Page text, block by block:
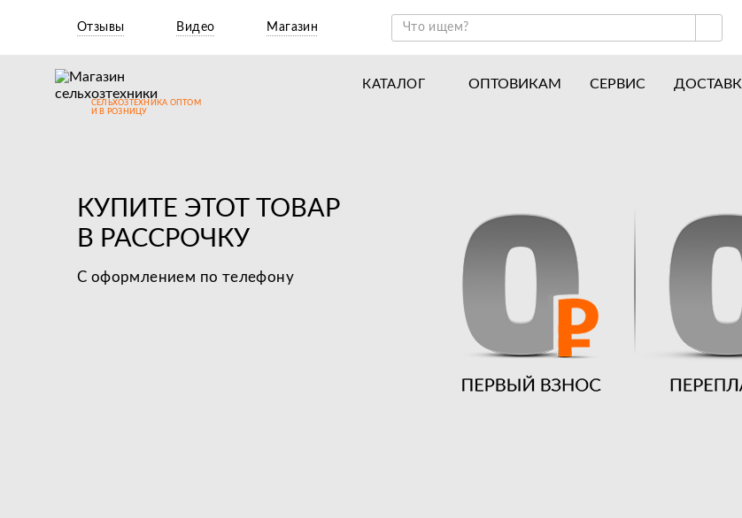
Отзывы Видео Магазин
СЕЛЬХОЗТЕХНИКА ОПТОМ
И В РОЗНИЦУ
КАТАЛОГ
Навесное оборудование для мотоблоков
ОПТОВИКАМ СЕРВИС
Новости
Отзывы
Вакансии
Гарантия лучшей цены
КУПИТЕ ЭТОТ ТОВАР
В РАССРОЧКУ
С оформлением по телефону